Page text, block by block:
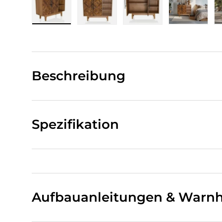
Beschreibung
Spezifikation
Aufbauanleitungen &